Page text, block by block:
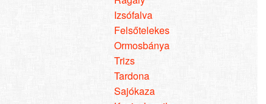
Izsófalva
Felsőtelekes
Ormosbánya
Trizs
Tardona
Sajókaza